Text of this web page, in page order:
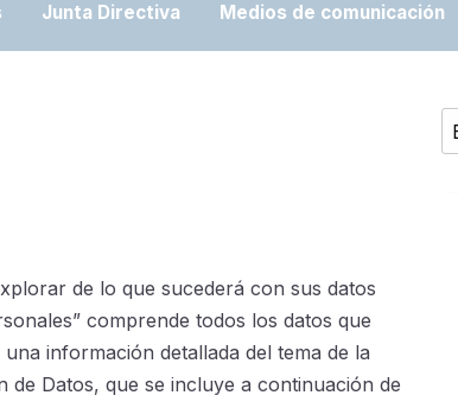
Junta Directiva Medios de comunicación
de lo que sucederá con sus datos
comprende todos los datos que
información detallada del tema de la
Datos, que se incluye a continuación de